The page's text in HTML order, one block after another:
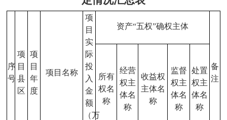
序
号
项
目
县
区
项
目
年
度
项目名称
项
目
实
际
投
入
金
额
（万
资产“五权”确权主体
备
注
所有
权名
称
经营
权主
体名
称
收益权
主体名
称
监督
权主
体名
称
处置
权主
体名
称